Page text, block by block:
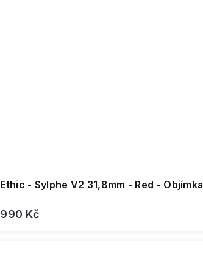
Ethic - Sylphe V2 31,8mm - Red - Objímka
990 Kč